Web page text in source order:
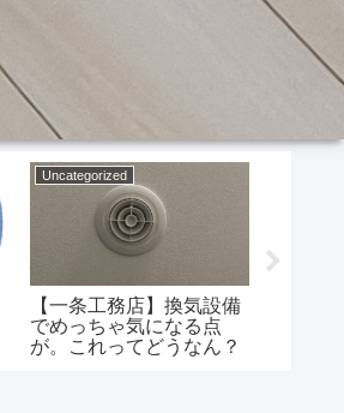
Uncategorized
【一条工務店】換気設備
でめっちゃ気になる点
が。これってどうなん？